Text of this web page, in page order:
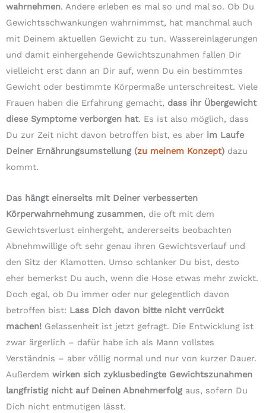
wahrnehmen. Andere erleben es mal so und mal so. Ob Du
Gewichtsschwankungen wahrnimmst, hat manchmal auch
mit Deinem aktuellen Gewicht zu tun. Wassereinlagerungen
und damit einhergehende Gewichtszunahmen fallen Dir
vielleicht erst dann an Dir auf, wenn Du ein bestimmtes
Gewicht oder bestimmte Körpermaße unterschreitest. Viele
Frauen haben die Erfahrung gemacht, dass ihr Übergewicht
diese Symptome verborgen hat. Es ist also möglich, dass
Du zur Zeit nicht davon betroffen bist, es aber im Laufe
Deiner Ernährungsumstellung (zu meinem Konzept) dazu
kommt.
Das hängt einerseits mit Deiner verbesserten
Körperwahrnehmung zusammen, die oft mit dem
Gewichtsverlust einhergeht, andererseits beobachten
Abnehmwillige oft sehr genau ihren Gewichtsverlauf und
den Sitz der Klamotten. Umso schlanker Du bist, desto
eher bemerkst Du auch, wenn die Hose etwas mehr zwickt.
Doch egal, ob Du immer oder nur gelegentlich davon
betroffen bist: Lass Dich davon bitte nicht verrückt
machen! Gelassenheit ist jetzt gefragt. Die Entwicklung ist
zwar ärgerlich – dafür habe ich als Mann vollstes
Verständnis – aber völlig normal und nur von kurzer Dauer.
Außerdem wirken sich zyklusbedingte Gewichtszunahmen
langfristig nicht auf Deinen Abnehmerfolgaus, sofern Du
Dich nicht entmutigen lässt.